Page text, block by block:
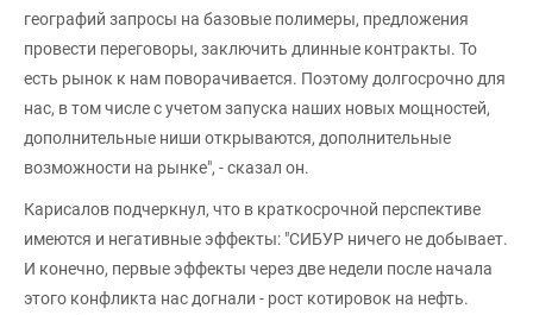
географий запросы на базовые полимеры, предложения
провести переговоры, заключить длинные контракты. То
есть рынок к нам поворачивается. Поэтому долгосрочно для
нас, в том числе с учетом запуска наших новых мощностей,
дополнительные ниши открываются, дополнительные
возможности на рынке", - сказал он.
Карисалов подчеркнул, что в краткосрочной перспективе
имеются и негативные эффекты: "СИБУР ничего не добывает.
И конечно, первые эффекты через две недели после начала
этого конфликта нас догнали - рост котировок на нефть.